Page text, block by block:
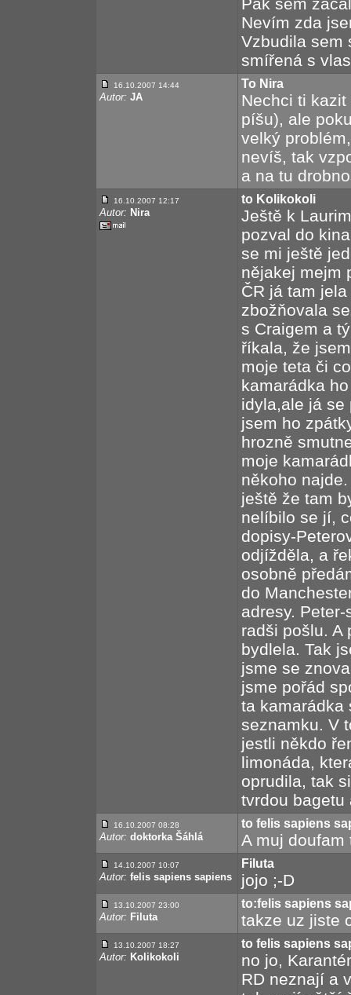
Nevím zda
Vzbudila sem
smířená s
16.10.2007 14:44
Autor: JA
To Nira
Nechci ti
píšu), ale
velký
nevíš, tak
a na tu
16.10.2007 12:17
Autor: Nira
to Kolikokoli
Ještě k
pozval do
se mi ještě
nějakej mejm
ČR já tam
zbožňovala
s Craigem a
říkala, že
moje teta či
kamarádka
idyla,ale já se
jsem ho
hrozně
moje
někoho
ještě že tam
nelíbilo se jí,
dopisy-
odjížděla, a
osobně
do
adresy.
radši pošlu. A
bydlela. Tak
jsme se
jsme pořád
ta kamarádka
seznamku. V
jestli někdo
limonáda,
oprudila, tak
tvrdou bagetu
16.10.2007 08:28
Autor: doktorka Šáhlá
to felis sapiens
A muj doufam
14.10.2007 10:07
Autor: felis sapiens sapiens
Filuta
jojo ;-D
13.10.2007 23:00
Autor: Filuta
to:felis sapiens
takze uz jiste
13.10.2007 18:27
Autor: Kolikokoli
to felis sapiens
no jo,
RD neznají a